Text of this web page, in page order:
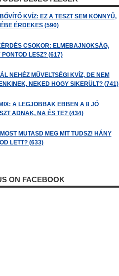
KVÍZ: EZ A TESZT SEM KÖNNYŰ,
ÉRDEKES (590)
CSOKOR: ELMEBAJNOKSÁG,
PONTOD LESZ? (617)
NEHÉZ MŰVELTSÉGI KVÍZ, DE NEM
NEKED HOGY SIKERÜLT? (741)
A LEGJOBBAK EBBEN A 8 JÓ
ADNAK, NA ÉS TE? (434)
MUTASD MEG MIT TUDSZ! HÁNY
LETT? (633)
ON FACEBOOK